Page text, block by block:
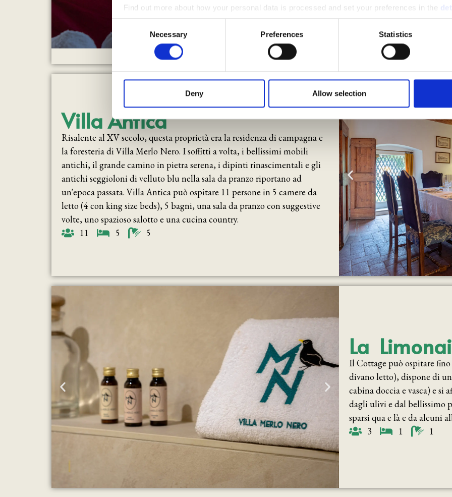
Find out more about how your personal data is processed and set your preferences in the
We use cookies to personalise content and ads, to provide social media features and to
information about your use of our site with our social media, advertising and analytics
other information that you’ve provided to them or that they’ve collected from your use of their
Selection
Necessary Preferences Statistics
Deny Allow selection
scoiattoli sfrecciare tra gli
all'italiana e una bellissima
soleggiate o splendidi
7
Villa Antica
Risalente al XV secolo, questa proprietà era la residenza di campagna e
la foresteria di Villa Merlo Nero. I soffitti a volta, i bellissimi mobili
antichi, il grande camino in pietra serena, i dipinti rinascimentali e gli
antichi seggioloni di velluto blu nella sala da pranzo riportano ad
un'epoca passata. Villa Antica può ospitare 11 persone in 5 camere da
letto (4 con king size beds), 5 bagni, una sala da pranzo con suggestive
volte, uno spazioso salotto e una cucina country.
11
5 5
La
Il Cottage può ospitare
divano letto), dispone di
cabina doccia e vasca) e si
dagli ulivi e dal bellissimo
sparsi qua e là e da alcuni
3
1 1